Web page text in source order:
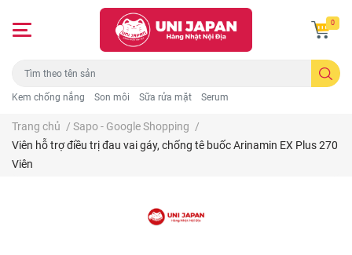
Kem chống nắng Son môi Sữa rửa mặt Serum
0
Trang chủ / Sapo - Google Shopping /
Viên hỗ trợ điều trị đau vai gáy, chống tê buốc Arinamin EX Plus 270
Viên